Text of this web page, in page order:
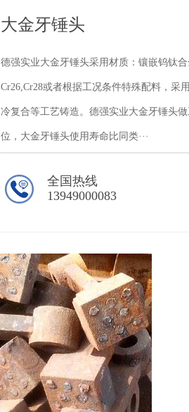
大金牙锤头
德强实业大金牙锤头采用材质：镶嵌钨钛合
Cr26,Cr28或者根据工况条件特殊配料，采
冷复合等工艺铸造。德强实业大金牙锤头
位，大金牙锤头使用寿命比同类···
全国热线
13949000083